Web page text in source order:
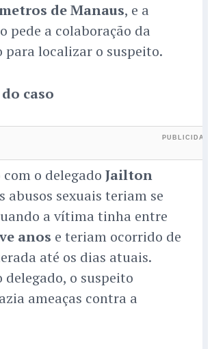
de Manaus, e a
pede a colaboração da
para localizar o suspeito.
caso
o delegado Jailton
abusos sexuais teriam se
a vítima tinha entre
anos e teriam ocorrido de
até os dias atuais.
delegado, o suspeito
ameaças contra a